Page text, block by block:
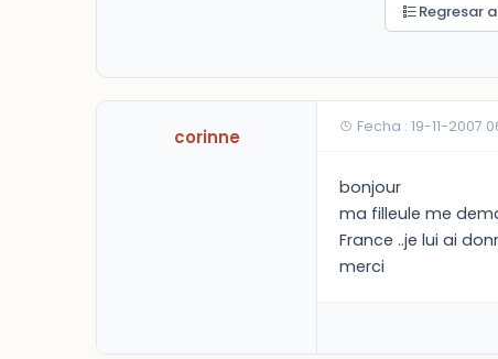
Regresar
corinne Fecha : 19-11-2007
bonjour
ma filleule me
France ..je lui ai
merci